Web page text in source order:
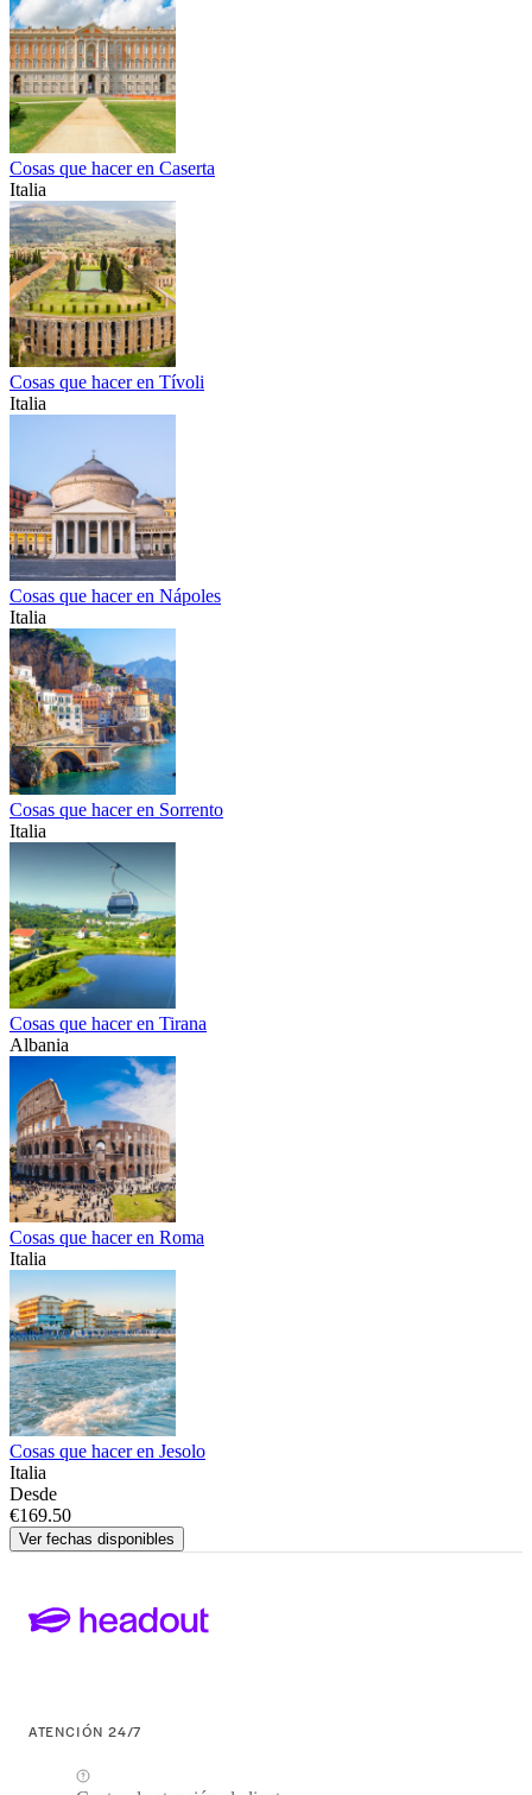
Cosas que hacer en Caserta
Italia
Cosas que hacer en Tívoli
Italia
Cosas que hacer en Nápoles
Italia
Cosas que hacer en Sorrento
Italia
Cosas que hacer en Tirana
Albania
Cosas que hacer en Roma
Italia
Cosas que hacer en Jesolo
Italia
Desde
€169.50
Ver fechas disponibles
ATENCIÓN 24/7